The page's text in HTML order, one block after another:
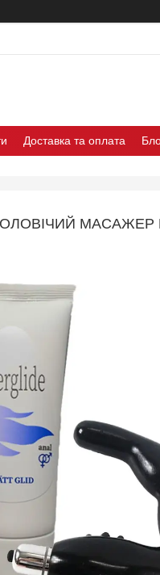
Доставка та оплата
МАСАЖЕР